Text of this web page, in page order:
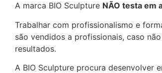
A marca BIO Sculpture NÃO testa em
Trabalhar com profissionalismo e
são vendidos a profissionais, caso
resultados.
A BIO Sculpture procura desenvolver